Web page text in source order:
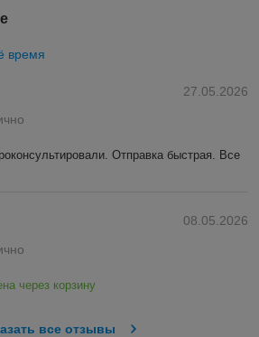
время
27.05.2026
Отправка быстрая. Все
08.05.2026
через корзину
все отзывы